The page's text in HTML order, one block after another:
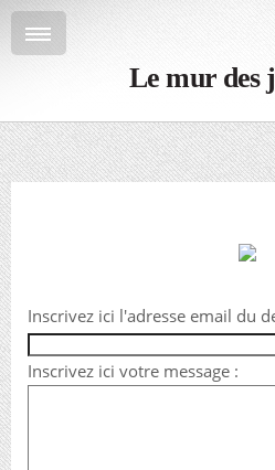
Le mur des
Inscrivez ici l'adresse email du
Inscrivez ici votre message :